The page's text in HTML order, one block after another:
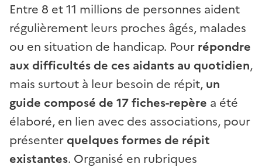
Entre 8 et 11 millions de personnes aident
régulièrement leurs proches âgés, malades
ou en situation de handicap. Pour répondre
aux difficultés de ces aidants au quotidien,
mais surtout à leur besoin de répit, un
guide composé de 17 fiches-repère a été
élaboré, en lien avec des associations, pour
présenter quelques formes de répit
existantes. Organisé en rubriques